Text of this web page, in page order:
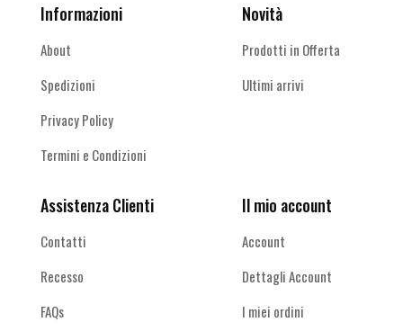
Informazioni
About
Spedizioni
Privacy Policy
Termini e Condizioni
Novità
Prodotti in Offerta
Ultimi arrivi
Assistenza Clienti
Contatti
Recesso
FAQs
Il mio account
Account
Dettagli Account
I miei ordini